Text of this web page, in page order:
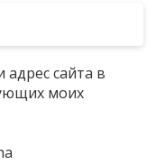
сайта в
моих